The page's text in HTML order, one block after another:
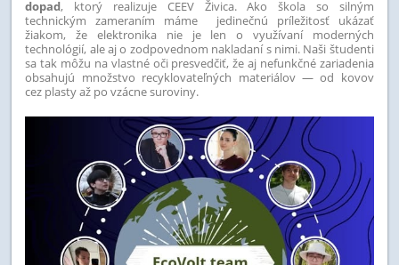
dopad, ktorý realizuje CEEV Živica. Ako škola so silným
technickým zameraním máme jedinečnú príležitosť ukázať
žiakom, že elektronika nie je len o využívaní moderných
technológií, ale aj o zodpovednom nakladaní s nimi. Naši študenti
sa tak môžu na vlastné oči presvedčiť, že aj nefunkčné zariadenia
obsahujú množstvo recyklovateľných materiálov — od kovov
cez plasty až po vzácne suroviny.